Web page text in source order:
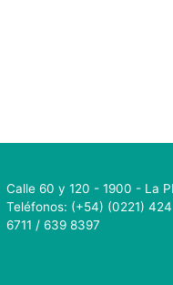
Calle 60 y 120 - 1900 - La
Teléfonos: (+54) (0221)
6711 / 639 8397